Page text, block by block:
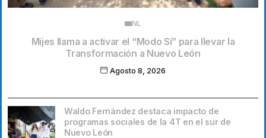
NL
Mijes llama a activar el “Modo Sí” para llevar la
Transformación a Nuevo León
Agosto 8, 2026
Waldo Fernández destaca impacto de
programas sociales de la 4T en el sur de
Nuevo León